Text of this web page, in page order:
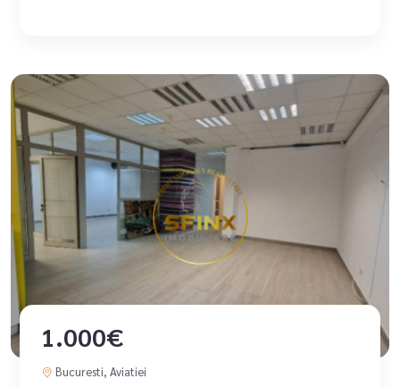
1.000€
Bucuresti, Aviatiei